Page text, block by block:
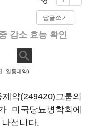
답글쓰기
감소 효능 확인
=일동제약)
제약(249420)그룹의
미국당뇨병학회에
섭니다.